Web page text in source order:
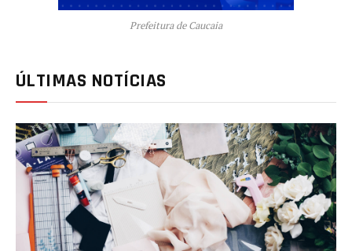
Prefeitura de Caucaia
ÚLTIMAS NOTÍCIAS